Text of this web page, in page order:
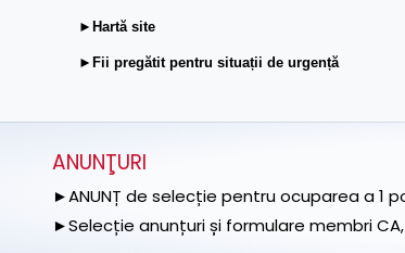
►Hartă site
►Fii pregătit pentru situații de urgență
ANUNŢURI
►ANUNȚ de selecție pentru ocuparea a 1
►Selecție anunțuri și formulare membri